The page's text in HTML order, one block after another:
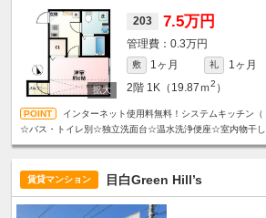
203 7.5万円
0.3万円
敷 1ヶ月 礼
1ヶ月
2階 1K（19.87ｍ2 ）
インターネット使用料無料！システムキッチン（
☆バス・トイレ別☆独立洗面台☆温水洗浄便座☆室内物干
賃貸マンション 目白Green Hill’s